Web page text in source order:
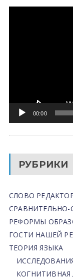
00:00
РУБРИКИ
СЛОВО
РЕФОРМЫ
ГОСТИ НАШЕЙ
ТЕОРИЯ ЯЗЫКА